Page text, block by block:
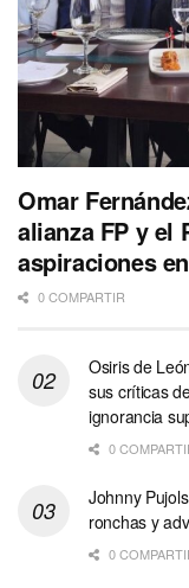
Omar
alianza FP y el
aspiraciones
0 COMPARTIR
Osiris de
sus críticas
ignorancia
0
Johnny
ronchas y
0